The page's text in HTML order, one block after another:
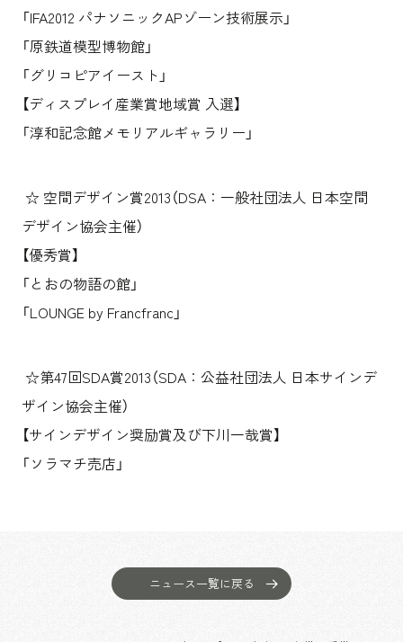
「IFA2012 パナソニックAPゾーン技術展示」
「原鉄道模型博物館」
「グリコピアイースト」
【ディスプレイ産業賞地域賞 入選】
「淳和記念館メモリアルギャラリー」
☆ 空間デザイン賞2013（DSA：一般社団法人 日本空間
デザイン協会主催）
【優秀賞】
「とおの物語の館」
「LOUNGE by Francfranc」
☆第47回SDA賞2013（SDA：公益社団法人 日本サインデ
ザイン協会主催）
【サインデザイン奨励賞及び下川一哉賞】
「ソラマチ売店」
ニュース一覧に戻る